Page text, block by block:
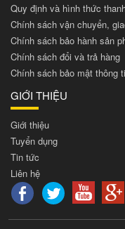
Quy định và hình thức
Chính sách vận chuyển,
Chính sách bảo hành sản
Chính sách đổi và trả hàng
Chính sách bảo mật thông
GIỚI THIỆU
Giới thiệu
Tuyển dụng
Tin tức
Liên hệ